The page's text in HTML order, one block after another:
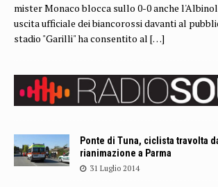
mister Monaco blocca sullo 0-0 anche
uscita ufficiale dei biancorossi davanti al
stadio "Garilli" ha consentito al […]
Ponte di Tuna, ciclista travolta
rianimazione a Parma
31 Luglio 2014